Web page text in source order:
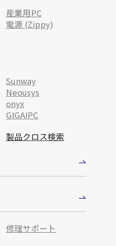
産業用PC
電源 (Zippy)
Sunway
Neousys
onyx
GIGAIPC
製品クロス検索
修理サポート